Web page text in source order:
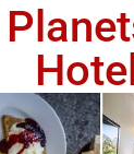
Hotel